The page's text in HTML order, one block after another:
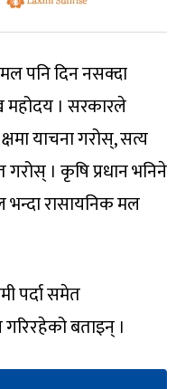
पनि दिन नसक्दा
। सरकारले
याचना गरोस्, सत्य
। कृषि प्रधान भनिने
भन्दा रासायनिक मल
पर्दा समेत
बताइन् ।